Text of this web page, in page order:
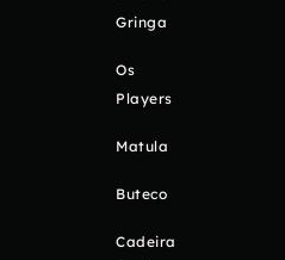
Gringa
Os
Players
Matula
Buteco
Cadeira